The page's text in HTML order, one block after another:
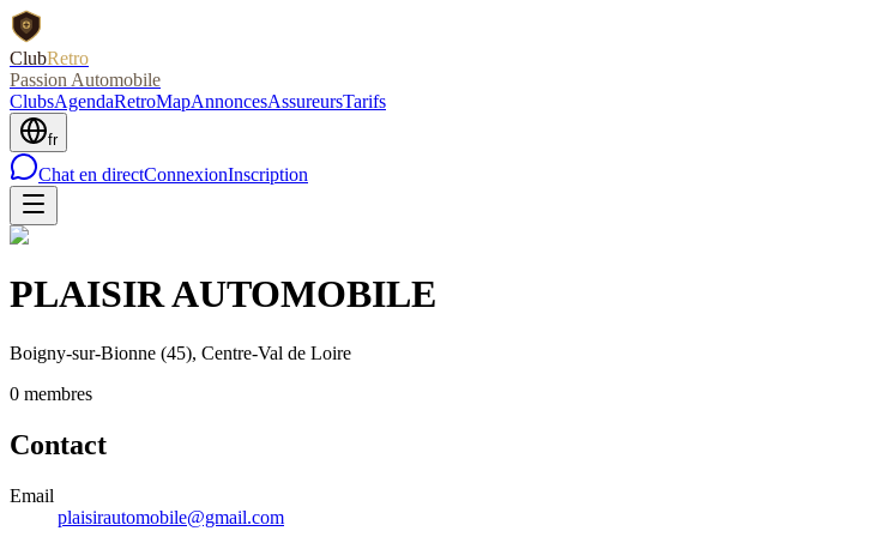
ClubRetro
Passion Automobile
ClubsAgendaRetroMapAnnoncesAssureursTarifs
fr
Chat en directConnexionInscription
PLAISIR AUTOMOBILE
Boigny-sur-Bionne (45), Centre-Val de Loire
0 membres
Contact
Email
plaisirautomobile@gmail.com